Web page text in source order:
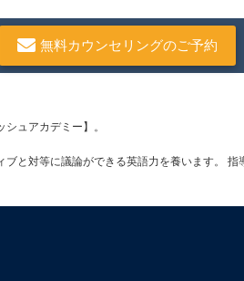
無料カウンセリングのご予約
ュアカデミー】。
と対等に議論ができる英語力を養います。 指